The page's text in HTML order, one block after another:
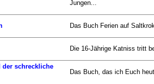
Jungen...
Das Buch Ferien auf
Die 16-Jährige Katniss tritt
der schreckliche
Das Buch, das ich Euch